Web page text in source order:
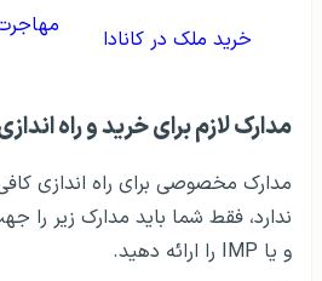
خرید ملک در کانادا
مدارک لازم برای خرید و راه
مدارک مخصوصی برای راه اندازی
و یا IMP را ارائه دهید.